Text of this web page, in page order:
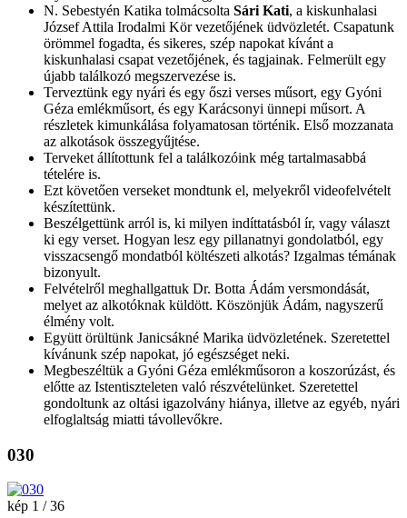
N. Sebestyén Katika tolmácsolta Sári Kati, a kiskunhalasi
József Attila Irodalmi Kör vezetőjének üdvözletét. Csapatunk
örömmel fogadta, és sikeres, szép napokat kívánt a
kiskunhalasi csapat vezetőjének, és tagjainak. Felmerült egy
újabb találkozó megszervezése is.
Terveztünk egy nyári és egy őszi verses műsort, egy Gyóni
Géza emlékműsort, és egy Karácsonyi ünnepi műsort. A
részletek kimunkálása folyamatosan történik. Első mozzanata
az alkotások összegyűjtése.
Terveket állítottunk fel a találkozóink még tartalmasabbá
tételére is.
Ezt követően verseket mondtunk el, melyekről videofelvételt
készítettünk.
Beszélgettünk arról is, ki milyen indíttatásból ír, vagy választ
ki egy verset. Hogyan lesz egy pillanatnyi gondolatból, egy
visszacsengő mondatból költészeti alkotás? Izgalmas témának
bizonyult.
Felvételről meghallgattuk Dr. Botta Ádám versmondását,
melyet az alkotóknak küldött. Köszönjük Ádám, nagyszerű
élmény volt.
Együtt örültünk Janicsákné Marika üdvözletének. Szeretettel
kívánunk szép napokat, jó egészséget neki.
Megbeszéltük a Gyóni Géza emlékműsoron a koszorúzást, és
előtte az Istentiszteleten való részvételünket. Szeretettel
gondoltunk az oltási igazolvány hiánya, illetve az egyéb, nyári
elfoglaltság miatti távollevőkre.
030
kép 1 / 36